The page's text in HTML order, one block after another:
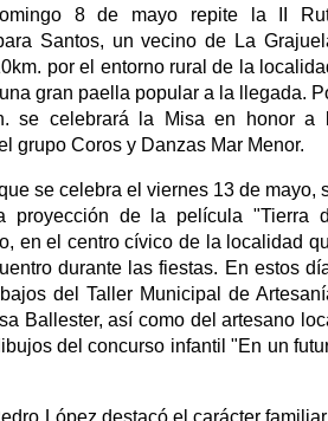
8 de mayo repite la II
Santos, un vecino de La
por el entorno rural de la
gran paella popular a la llegada.
se celebrará la Misa en honor a
grupo Coros y Danzas Mar Menor.
se celebra el viernes 13 de mayo,
proyección de la película "Tierra
en el centro cívico de la localidad
durante las fiestas. En estos
del Taller Municipal de
Ballester, así como del artesano
del concurso infantil "En un
López destacó el carácter